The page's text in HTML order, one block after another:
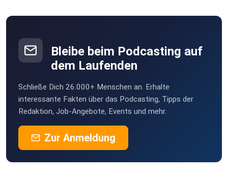
Bleibe beim Podcasting auf
dem Laufenden
Schließe Dich 26.000+ Menschen an. Erhalte
interessante Fakten über das Podcasting, Tipps der
Redaktion, Job-Angebote, Events und mehr.
Zur Anmeldung